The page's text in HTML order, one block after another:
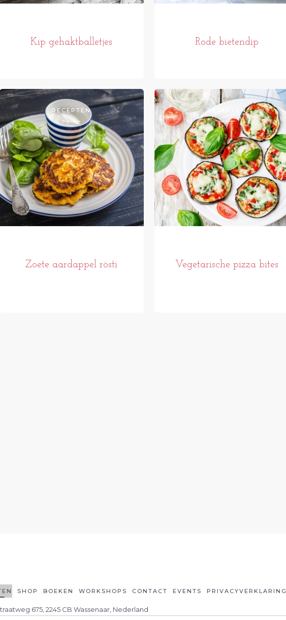
Kip gehaktballetjes Rode bietendip
RECEPTEN
Zoete aardappel rösti
RECEPTEN
Vegetarische pizza bites
SHOP BOEKEN WORKSHOPS CONTACT EVENTS PRIVACYVERKLARING
675, 2245 CB Wassenaar, Nederland